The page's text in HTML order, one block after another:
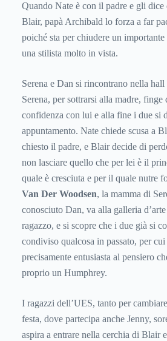
Quando Nate è con il padre e gli dice
Blair, papà Archibald lo forza a far
poiché sta per chiudere un
una stilista molto in vista.
Serena e Dan si rincontrano nella
Serena, per sottrarsi alla madre, finge
confidenza con lui e alla fine i due si
appuntamento. Nate chiede scusa a
chiesto il padre, e Blair decide di
non lasciare quello che per lei è il
quale è cresciuta e per il quale nutre
Van Der Woodsen, la mamma di
conosciuto Dan, va alla galleria
ragazzo, e si scopre che i due già si
condiviso qualcosa in passato, per
precisamente entusiasta al pensiero
proprio un Humphrey.
I ragazzi dell’UES, tanto per
festa, dove partecipa anche Jenny,
aspira a entrare nella cerchia di Blair